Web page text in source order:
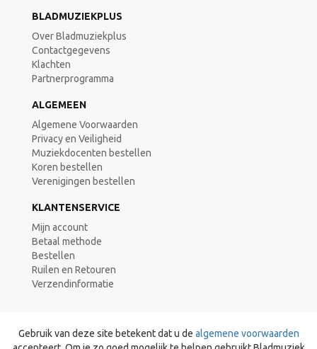
BLADMUZIEKPLUS
Over Bladmuziekplus
Contactgegevens
Klachten
Partnerprogramma
ALGEMEEN
Algemene Voorwaarden
Privacy en Veiligheid
Muziekdocenten bestellen
Koren bestellen
Verenigingen bestellen
KLANTENSERVICE
Mijn account
Betaal methode
Bestellen
Ruilen en Retouren
Verzendinformatie
Gebruik van deze site betekent dat u de algemene voorwaarden